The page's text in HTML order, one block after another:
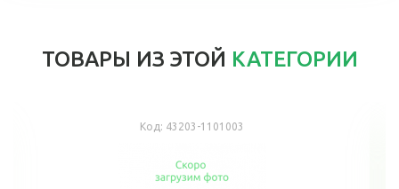
ТОВАРЫ ИЗ ЭТОЙ КАТЕГОРИИ
Код: 43203-1101003